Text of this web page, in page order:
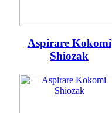
Aspirare Kokomi
Shiozak